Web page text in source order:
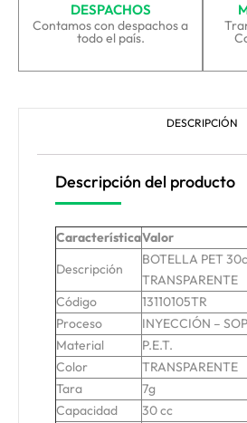
DESPACHOS
Contamos con despachos a
todo el país.
DESCRIPCIÓN
Descripción del producto
CaracterísticaValor
Descripción
BOTELLA PET
TRANSPARENTE
Código
13110105TR
Proceso
INYECCIÓN –
Material
P.E.T.
Color
TRANSPARENTE
Tara
7g
Capacidad
30 cc